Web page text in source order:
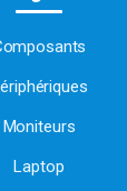
Moniteurs
Laptop